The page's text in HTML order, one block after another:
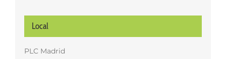
Local
PLC Madrid